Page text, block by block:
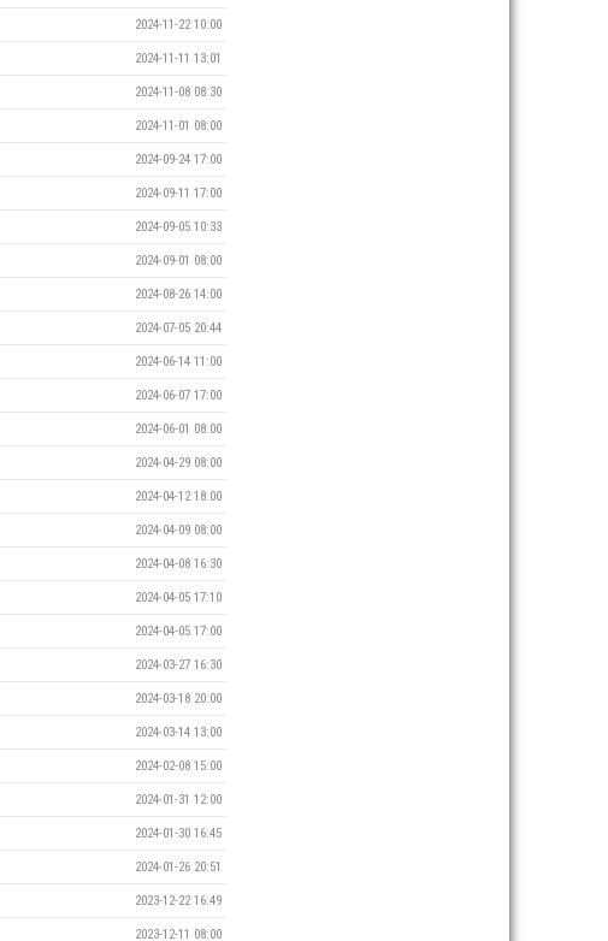
2024-11-22 10:00
2024-11-11 13:01
2024-11-08 08:30
2024-11-01 08:00
2024-09-24 17:00
2024-09-11 17:00
2024-09-05 10:33
2024-09-01 08:00
2024-08-26 14:00
2024-07-05 20:44
2024-06-14 11:00
2024-06-07 17:00
2024-06-01 08:00
2024-04-29 08:00
2024-04-12 18:00
2024-04-09 08:00
2024-04-08 16:30
2024-04-05 17:10
2024-04-05 17:00
2024-03-27 16:30
2024-03-18 20:00
2024-03-14 13:00
2024-02-08 15:00
2024-01-31 12:00
2024-01-30 16:45
2024-01-26 20:51
2023-12-22 16:49
2023-12-11 08:00